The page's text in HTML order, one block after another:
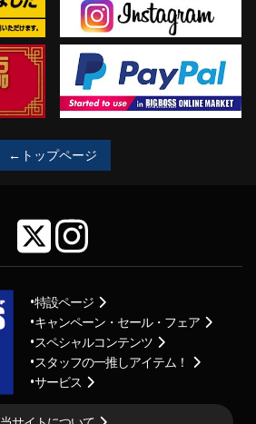
←トップページ
特設ページ
キャンペーン・セール・フェア
スペシャルコンテンツ
スタッフの一推しアイテム！
サービス